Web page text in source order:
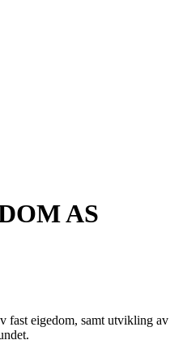
AS
fast eigedom, samt utvikling av